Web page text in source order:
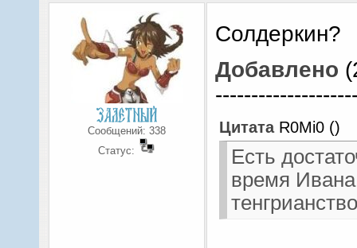
Сообщений: 338
Статус:
Солдеркин?
Добавлено
Цитата R0Mi0 ()
Есть
время